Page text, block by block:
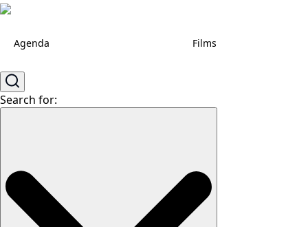
Agenda Films
Search for: